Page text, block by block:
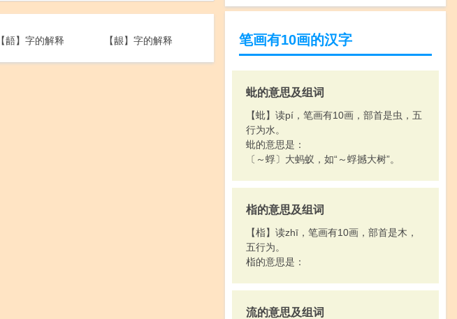
【龉】字的解释 【龈】字的解释 笔画有10画的汉字
蚍的意思及组词
【蚍】读pí，笔画有10画，部首是虫，五
行为水。
蚍的意思是：
〔～蜉〕大蚂蚁，如“～蜉撼大树”。
栺的意思及组词
【栺】读zhī，笔画有10画，部首是木，
五行为。
栺的意思是：
流的意思及组词